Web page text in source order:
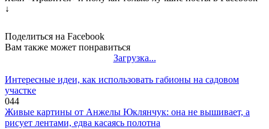
↓
Поделиться на Facebook
Вам также может понравиться
Загрузка...
Интересные идеи, как использовать габионы на садовом
участке
044
Живые картины от Анжелы Юклянчук: она не вышивает, а
рисует лентами, едва касаясь полотна